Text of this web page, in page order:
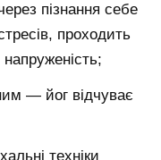
пізнання себе
проходить
напруженість;
— йог відчуває
техніки